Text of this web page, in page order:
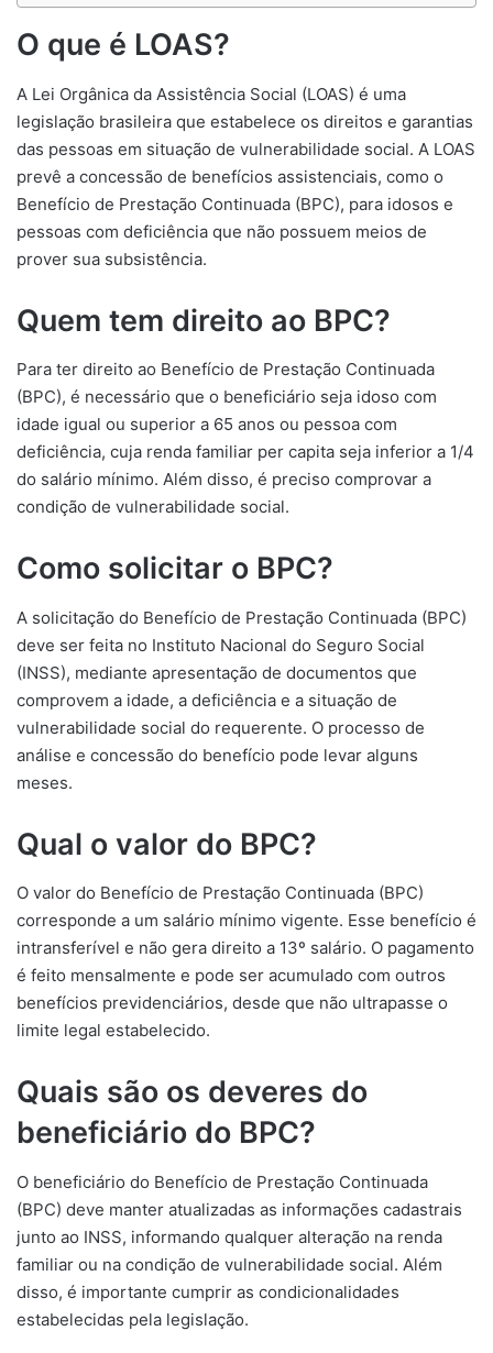
O que é LOAS?
A Lei Orgânica da Assistência Social (LOAS) é uma
legislação brasileira que estabelece os direitos e garantias
das pessoas em situação de vulnerabilidade social. A LOAS
prevê a concessão de benefícios assistenciais, como o
Benefício de Prestação Continuada (BPC), para idosos e
pessoas com deficiência que não possuem meios de
prover sua subsistência.
Quem tem direito ao BPC?
Para ter direito ao Benefício de Prestação Continuada
(BPC), é necessário que o beneficiário seja idoso com
idade igual ou superior a 65 anos ou pessoa com
deficiência, cuja renda familiar per capita seja inferior a 1/4
do salário mínimo. Além disso, é preciso comprovar a
condição de vulnerabilidade social.
Como solicitar o BPC?
A solicitação do Benefício de Prestação Continuada (BPC)
deve ser feita no Instituto Nacional do Seguro Social
(INSS), mediante apresentação de documentos que
comprovem a idade, a deficiência e a situação de
vulnerabilidade social do requerente. O processo de
análise e concessão do benefício pode levar alguns
meses.
Qual o valor do BPC?
O valor do Benefício de Prestação Continuada (BPC)
corresponde a um salário mínimo vigente. Esse benefício é
intransferível e não gera direito a 13º salário. O pagamento
é feito mensalmente e pode ser acumulado com outros
benefícios previdenciários, desde que não ultrapasse o
limite legal estabelecido.
Quais são os deveres do
beneficiário do BPC?
O beneficiário do Benefício de Prestação Continuada
(BPC) deve manter atualizadas as informações cadastrais
junto ao INSS, informando qualquer alteração na renda
familiar ou na condição de vulnerabilidade social. Além
disso, é importante cumprir as condicionalidades
estabelecidas pela legislação.